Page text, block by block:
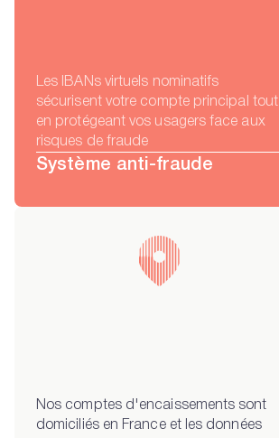
Les IBANs virtuels nominatifs
sécurisent votre compte principal tout
en protégeant vos usagers face aux
risques de fraude
Système anti-fraude
Nos comptes d'encaissements sont
domiciliés en France et les données